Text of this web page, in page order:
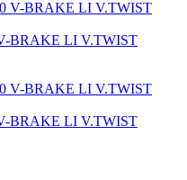
BRAKE LI V.TWIST
BRAKE LI V.TWIST